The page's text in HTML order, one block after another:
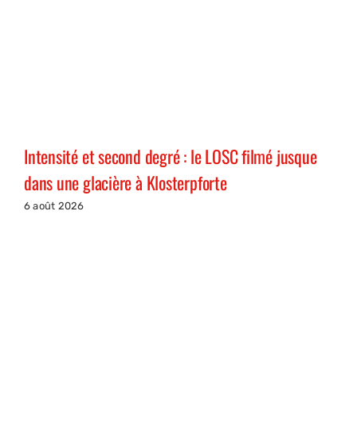
Intensité et second degré : le LOSC filmé jusque
dans une glacière à Klosterpforte
6 août 2026